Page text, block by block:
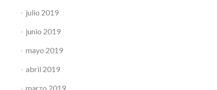
julio 2019
junio 2019
mayo 2019
abril 2019
marzo 2019